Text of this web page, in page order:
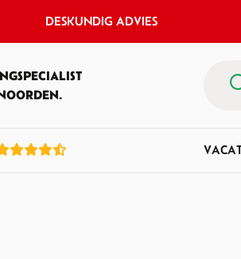
DESKUNDIG ADVIES